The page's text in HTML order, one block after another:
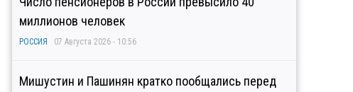
миллионов человек
РОССИЯ 07 Августа 2026 - 10:56
Мишустин и Пашинян кратко пообщались перед